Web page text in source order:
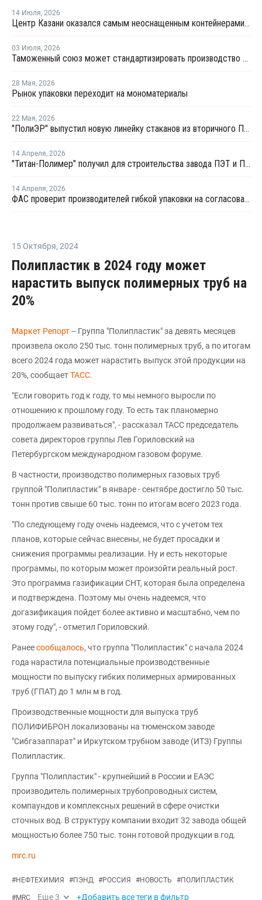
14 Июля, 2026
Центр Казани оказался самым неоснащенным контейнерами раздельного сбора отходов
03 Июля, 2026
Таможенный союз может стандартизировать производство ПЭТ-тары по примеру России
28 Мая, 2026
Рынок упаковки переходит на мономатериалы
22 Мая, 2026
"ПолиЭР" выпустил новую линейку стаканов из вторичного ПЭТ для рынка HoReCa
14 Апреля, 2026
"Титан-Полимер" получил для строительства завода ПЭТ и ПБТ более 75% оборудования
14 Апреля, 2026
ФАС проверит производителей гибкой упаковки на согласованное повышение цен
15 Октября, 2024
Полипластик в 2024 году может
нарастить выпуск полимерных труб на
20%
Маркет Репорт-- Группа "Полипластик" за девять месяцев
произвела около 250 тыс. тонн полимерных труб, а по итогам
всего 2024 года может нарастить выпуск этой продукции на
20%, сообщаетТАСС.
"Если говорить год к году, то мы немного выросли по
отношению к прошлому году. То есть так планомерно
продолжаем развиваться", - рассказал ТАСС председатель
совета директоров группы Лев Гориловский на
Петербургском международном газовом форуме.
В частности, производство полимерных газовых труб
группой "Полипластик" в январе - сентябре достигло 50 тыс.
тонн против свыше 60 тыс. тонн по итогам всего 2023 года.
"По следующему году очень надеемся, что с учетом тех
планов, которые сейчас внесены, не будет просадки и
снижения программы реализации. Ну и есть некоторые
программы, по которым может произойти реальный рост.
Это программа газификации СНТ, которая была определена
и подтверждена. Поэтому мы очень надеемся, что
догазификация пойдет более активно и масштабно, чем по
этому году", - отметил Гориловский.
Ранеесообщалось, что группа "Полипластик" с начала 2024
года нарастила потенциальные производственные
мощности по выпуску гибких полимерных армированных
труб (ГПАТ) до 1 млн м в год.
Производственные мощности для выпуска труб
ПОЛИФИБРОН локализованы на тюменском заводе
"Сибгазаппарат" и Иркутском трубном заводе (ИТЗ) Группы
Полипластик.
Группа "Полипластик" - крупнейший в России и ЕАЭС
производитель полимерных трубопроводных систем,
компаундов и комплексных решений в сфере очистки
сточных вод. В структуру компании входит 32 завода общей
мощностью более 750 тыс. тонн готовой продукции в год.
mrc.ru
#НЕФТЕХИМИЯ #ПЭНД #РОССИЯ #НОВОСТЬ #ПОЛИПЛАСТИК
#MRC Еще3 +Добавить все теги в фильтр